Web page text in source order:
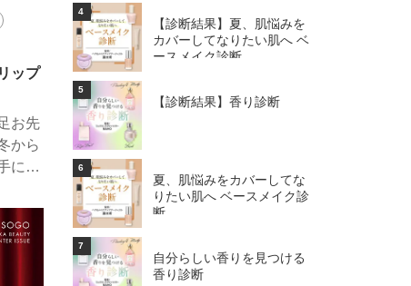
ップ
お先
から
に取
色＆
と自
プバ
4
【診断結果】夏、肌悩みを
カバーしてなりたい肌へ ベ
ースメイク診断
5
【診断結果】香り診断
6
夏、肌悩みをカバーしてな
りたい肌へ ベースメイク診
断
7
自分らしい香りを見つける
香り診断